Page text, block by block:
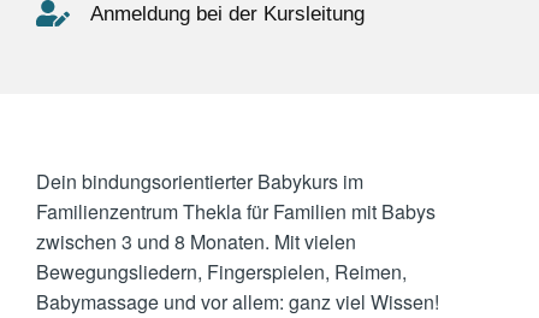
Anmeldung bei der Kursleitung
Dein bindungsorientierter Babykurs im
Familienzentrum Theklafür Familien mit Babys
zwischen 3 und 8 Monaten. Mit vielen
Bewegungsliedern, Fingerspielen, Reimen,
Babymassage und vor allem: ganz viel Wissen!